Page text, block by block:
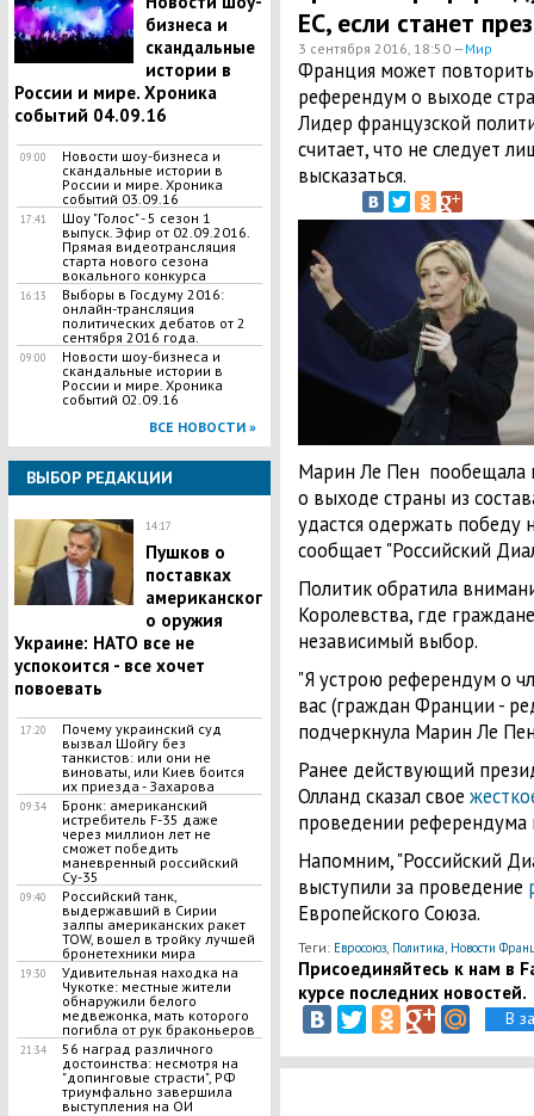
бизнеса и
скандальные
истории в
России и мире. Хроника
событий 04.09.16
09:00
Новости шоу-бизнеса и
скандальные истории в
России и мире. Хроника
событий 03.09.16
17:41
Шоу "Голос" - 5 сезон 1
выпуск. Эфир от 02.09.2016.
Прямая видеотрансляция
старта нового сезона
вокального конкурса
16:13
Выборы в Госдуму 2016:
онлайн-трансляция
политических дебатов от 2
сентября 2016 года.
09:00
Новости шоу-бизнеса и
скандальные истории в
России и мире. Хроника
событий 02.09.16
ВСЕ НОВОСТИ »
ВЫБОР РЕДАКЦИИ
14:17
Пушков о
поставках
американског
о оружия
Украине: НАТО все не
успокоится - все хочет
повоевать
17:20
Почему украинский суд
вызвал Шойгу без
танкистов: или они не
виноваты, или Киев боится
их приезда - Захарова
09:34
Бронк: американский
истребитель F-35 даже
через миллион лет не
сможет победить
маневренный российский
Су-35
09:40
Российский танк,
выдержавший в Сирии
залпы американских ракет
TOW, вошел в тройку лучшей
бронетехники мира
19:30
​Удивительная находка на
Чукотке: местные жители
обнаружили белого
медвежонка, мать которого
погибла от рук браконьеров
21:34
56 наград различного
достоинства: несмотря на
"допинговые страсти", РФ
триумфально завершила
выступления на ОИ
ЕС, если станет
3 сентября 2016, 18:50 —Мир
Франция может
референдум о выходе
Лидер французской
считает, что не следует
высказаться.
Марин Ле Пен пообещала
о выходе страны из
удастся одержать победу
сообщает "Российский
Политик обратила
Королевства, где
независимый выбор.
"Я устрою референдум о
вас (граждан Франции -
подчеркнула Марин Ле
Ранее действующий
Олланд сказал свое
проведении
Напомним, "Российский
выступили за проведение
Европейского Союза.
Теги: Евросоюз, Политика Новости
Присоединяйтесь к нам в
курсе последних новостей.
В